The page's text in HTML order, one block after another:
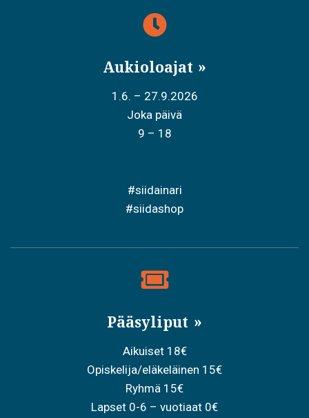
Aukioloajat
1.6. – 27.9.2026
Joka päivä
9 – 18
#siidainari
#siidashop
Pääsyliput
Aikuiset 18€
Opiskelija/eläkeläinen 15€
Ryhmä 15€
Lapset 0-6 – vuotiaat 0€